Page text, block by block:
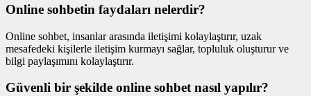
Online sohbetin faydaları nelerdir?
Online sohbet, insanlar arasında iletişimi kolaylaştırır, uzak
mesafedeki kişilerle iletişim kurmayı sağlar, topluluk oluşturur ve
bilgi paylaşımını kolaylaştırır.
Güvenli bir şekilde online sohbet nasıl yapılır?